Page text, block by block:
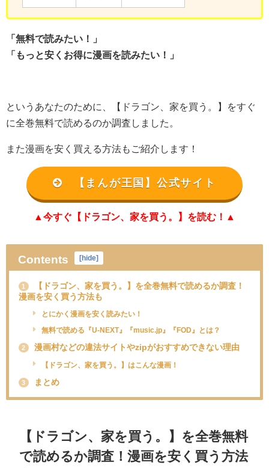
「無料で読みたい！」
「もっと安くお得に漫画を読みたい！」
というあなたのために、【ドラゴン、家を買う。】をすぐ
に全巻無料で読めるのか調査しました。
また漫画を安く買える方法もご紹介します！
【まんが王国】公式サイト
▲今すぐ【ドラゴン、家を買う。 】を読む！▲
Contents hide
1
【ドラゴン、家を買う。】を全巻無料で読めるか調査！
漫画を安く買う方法も
とにかく漫画を安く読みたい！
無料で読める『U-NEXT』『music.jp』『FOD』とは？
2 漫画村などの違法サイトやzipがおすすめできない理由
【ドラゴン、家を買う。】はこんな漫画！
3 まとめ
【ドラゴン、家を買う。】を全巻無料
で読めるか調査！漫画を安く買う方法